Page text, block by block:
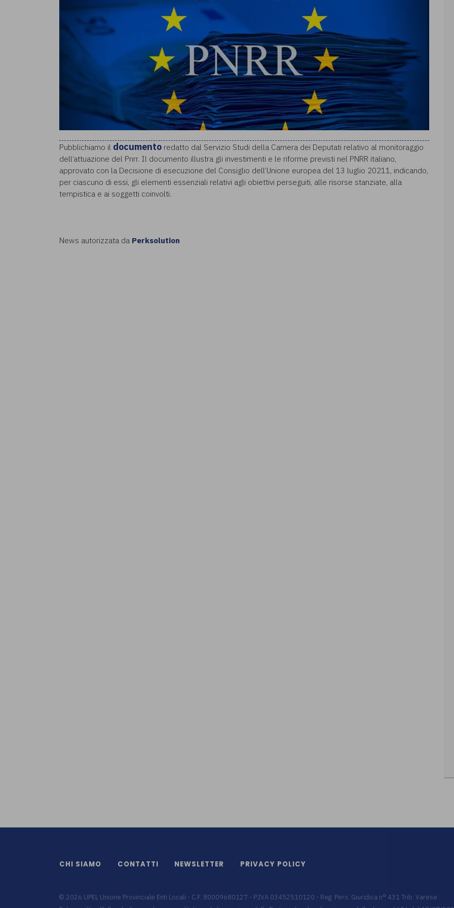
Pubblichiamo il documento redatto dal Servizio Studi della Camera dei Deputati relativo al monitoraggio
dell’attuazione del Pnrr. Il documento illustra gli investimenti e le riforme previsti nel PNRR italiano,
approvato con la Decisione di esecuzione del Consiglio dell’Unione europea del 13 luglio 20211, indicando,
per ciascuno di essi, gli elementi essenziali relativi agli obiettivi perseguiti, alle risorse stanziate, alla
tempistica e ai soggetti coinvolti.
News autorizzata da Perksolution
CHI SIAMO CONTATTI NEWSLETTER PRIVACY POLICY
© 2026 UPEL Unione Provinciale Enti Locali - C.F. 80009680127 - P.IVA 03452510120 - Reg. Pers. Giuridica n° 431 Trib. Varese